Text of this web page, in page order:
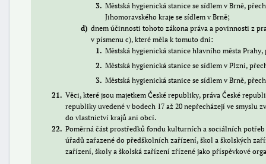
3 Městská hygienická stanice se sídlem v Brně,
Jihomoravského kraje se sídlem v Brně;
d
dnem účinnosti tohoto zákona práva a povinnosti z
v písmenu c), které měla k tomuto dni:
1
Městská hygienická stanice hlavního města
2
Městská hygienická stanice se sídlem v Plzni,
3 Městská hygienická stanice se sídlem v Brně,
21
Věci, které jsou majetkem České republiky, práva České
republiky uvedené v bodech 17 až 20 nepřecházejí ve smyslu
do vlastnictví krajů ani obcí.
22
Poměrná část prostředků fondu kulturních a sociálních
úřadů zařazené do předškolních zařízení, škol a školských
zařízení, školy a školská zařízení zřízené jako příspěvkové